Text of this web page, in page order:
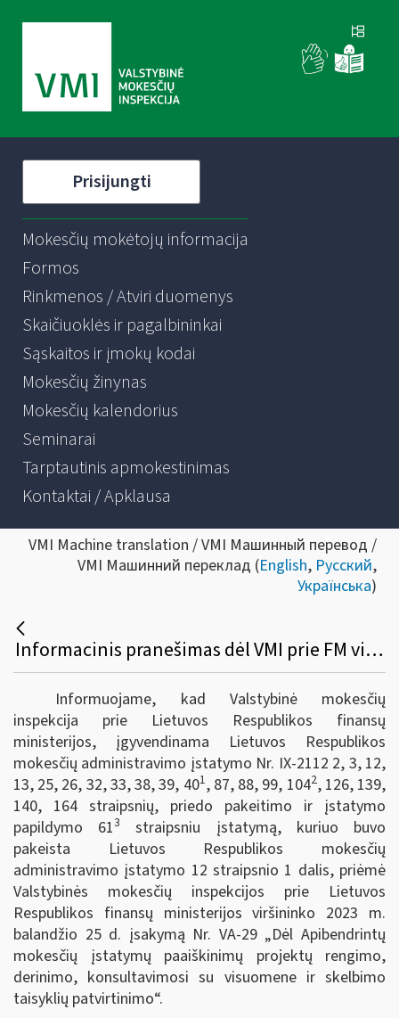
Prisijungti
Mokesčių mokėtojų informacija
Formos
Rinkmenos / Atviri duomenys
Skaičiuoklės ir pagalbininkai
Sąskaitos ir įmokų kodai
Mokesčių žinynas
Mokesčių kalendorius
Seminarai
Tarptautinis apmokestinimas
Kontaktai / Apklausa
VMI Machine translation / VMI Машинный перевод /
VMI Машинний переклад (English, Русский,
Українська)
Informacinis pranešimas dėl VMI prie FM viršininko 2023 m. balandžio 25 d. įsakymo Nr. VA-29 „Dėl apibendrintų mokesčių įstatymų paaiškinimų projektų rengimo, derinimo, konsultavimosi su visuomene ir skelbimo taisyklių patvirtinimo“
Informuojame, kad Valstybinė mokesčių
inspekcija prie Lietuvos Respublikos finansų
ministerijos, įgyvendinama Lietuvos Respublikos
mokesčių administravimo įstatymo Nr. IX-2112 2, 3, 12,
13, 25, 26, 32, 33, 38, 39, 401, 87, 88, 99, 1042, 126, 139,
140, 164 straipsnių, priedo pakeitimo ir įstatymo
papildymo 613
straipsniu įstatymą, kuriuo buvo
pakeista Lietuvos Respublikos mokesčių
administravimo įstatymo 12 straipsnio 1 dalis, priėmė
Valstybinės mokesčių inspekcijos prie Lietuvos
Respublikos finansų ministerijos viršininko 2023 m.
balandžio 25 d. įsakymą Nr. VA-29 „Dėl Apibendrintų
mokesčių įstatymų paaiškinimų projektų rengimo,
derinimo, konsultavimosi su visuomene ir skelbimo
taisyklių patvirtinimo“.